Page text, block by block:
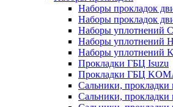
Наборы прокладок
Наборы прокладок
Наборы уплотнений
Наборы уплотнений
Наборы уплотнений
Прокладки ГБЦ Isuzu
Прокладки ГБЦ
Сальники, прокладки
Сальники, прокладки